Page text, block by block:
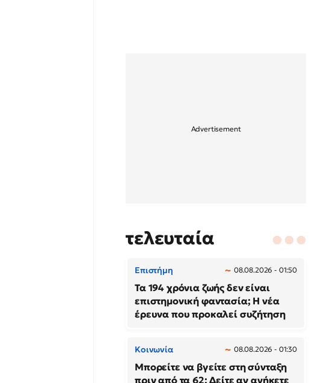
τελευταία
Επιστήμη 08.08.2026 - 01:50
Τα 194 χρόνια ζωής δεν είναι
επιστημονική φαντασία; Η νέα
έρευνα που προκαλεί συζήτηση
Κοινωνία 08.08.2026 - 01:30
Μπορείτε να βγείτε στη σύνταξη
πριν από τα 62; Δείτε αν ανήκετε